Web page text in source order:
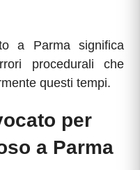
a Parma significa
procedurali che
questi tempi.
per
a Parma